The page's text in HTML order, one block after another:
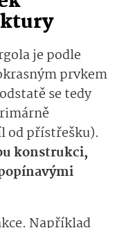
je podle
prvkem
se tedy
od přístřešku).
konstrukci,